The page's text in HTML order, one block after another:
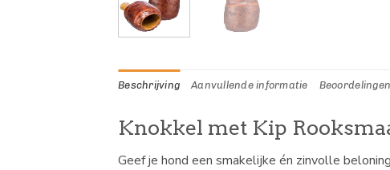
Beschrijving Aanvullende informatie
Knokkel met Kip
Geef je hond een smakelijke én zinvolle